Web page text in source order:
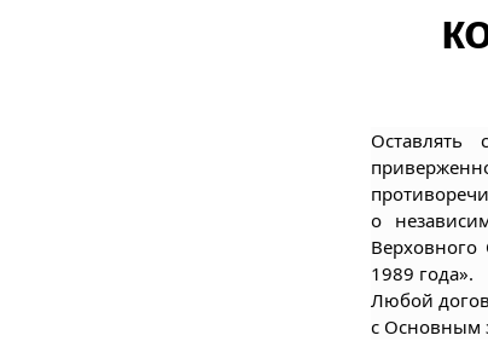
о
1989 года».
Любой
с Основным